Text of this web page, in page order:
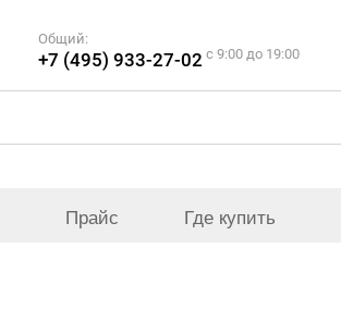
Общий:
+7 (495) 933-27-02 c 9:00 до 19:00
Прайс Где купить